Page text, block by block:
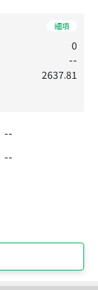
細項
0
--
2637.81
--
--